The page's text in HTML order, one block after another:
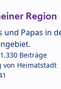
Region
und Papas in
Beiträge
von Heimatstadt